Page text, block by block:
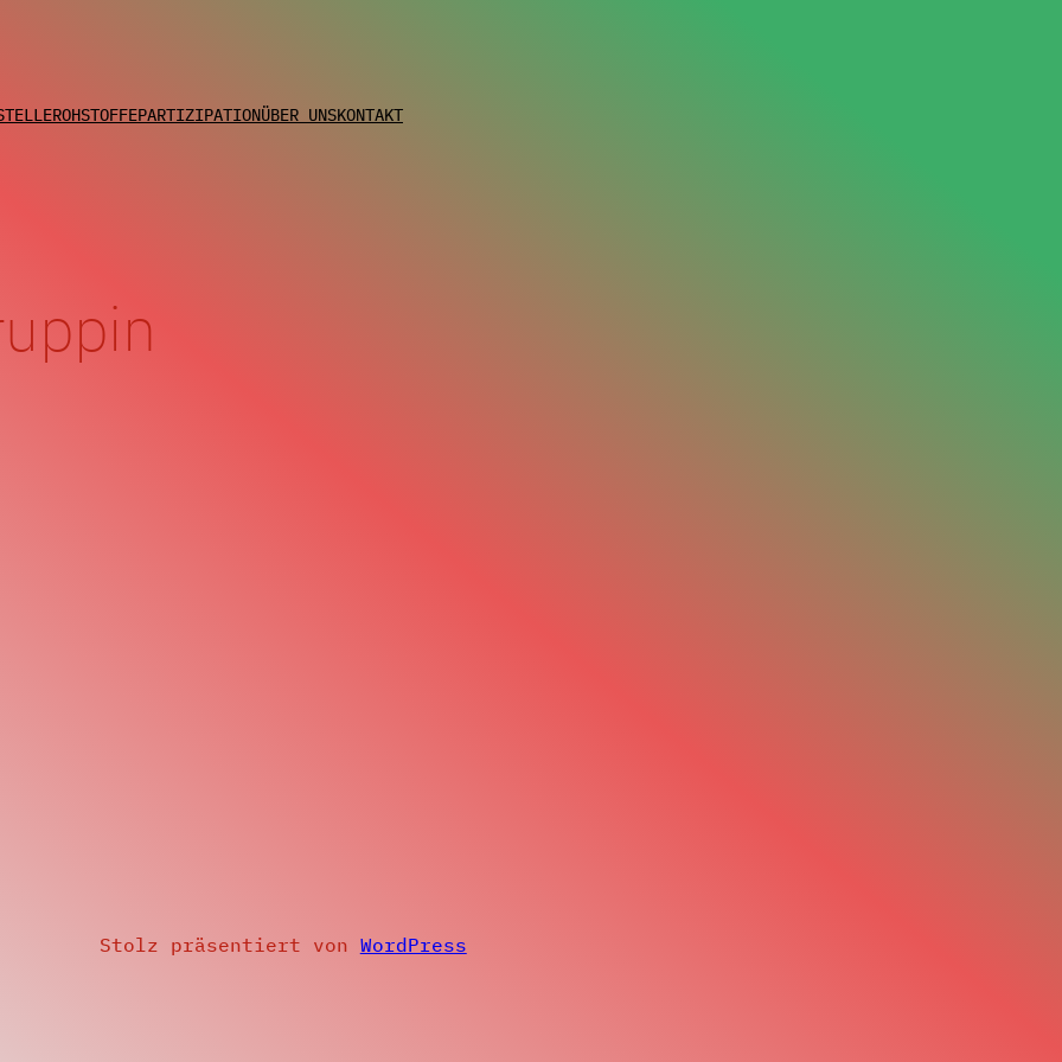
ROHSTOFFEPARTIZIPATIONÜBER UNSKONTAKT
Stolz präsentiert von WordPress